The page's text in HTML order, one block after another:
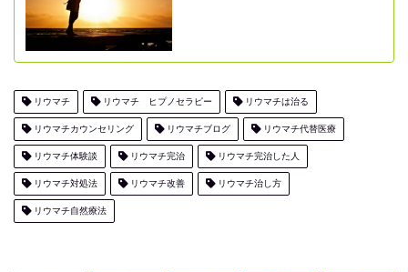
リウマチ リウマチ ヒプノセラピー リウマチは治る
リウマチカウンセリング リウマチブログ リウマチ代替医療
リウマチ体験談 リウマチ完治 リウマチ完治した人
リウマチ対処法 リウマチ改善 リウマチ治し方
リウマチ自然療法